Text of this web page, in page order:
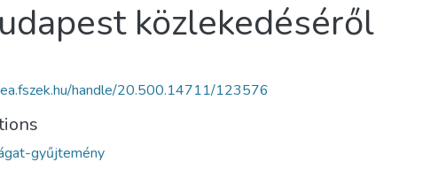
közlekedéséről
handle/20.500.14711/123576
gyűjtemény